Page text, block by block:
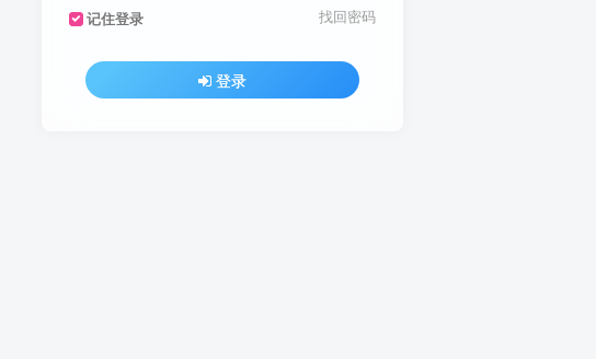
记住登录 找回密码
登录